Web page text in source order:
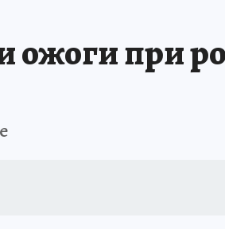
ожоги при